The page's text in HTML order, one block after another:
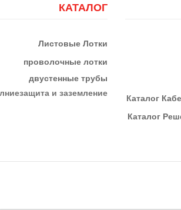
КАТАЛОГ
Листовые Лотки
проволочные лотки
двустенные трубы
и заземление
КАталог
Каталог